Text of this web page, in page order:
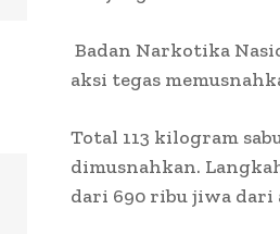
Badan Narkotika
aksi tegas
Total 113 kilogram
dimusnahkan.
dari 690 ribu jiwa dari